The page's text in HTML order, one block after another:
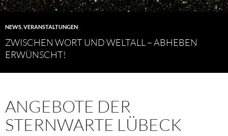
NEWS VERANSTALTUNGEN
ZWISCHEN WORT UND WELTALL – ABHEBEN
ERWÜNSCHT!
ANGEBOTE DER
STERNWARTE LÜBECK